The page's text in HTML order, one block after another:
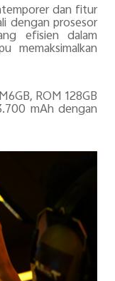
dan fitur
dengan prosesor
efisien dalam
memaksimalkan
ROM 128GB
mAh dengan